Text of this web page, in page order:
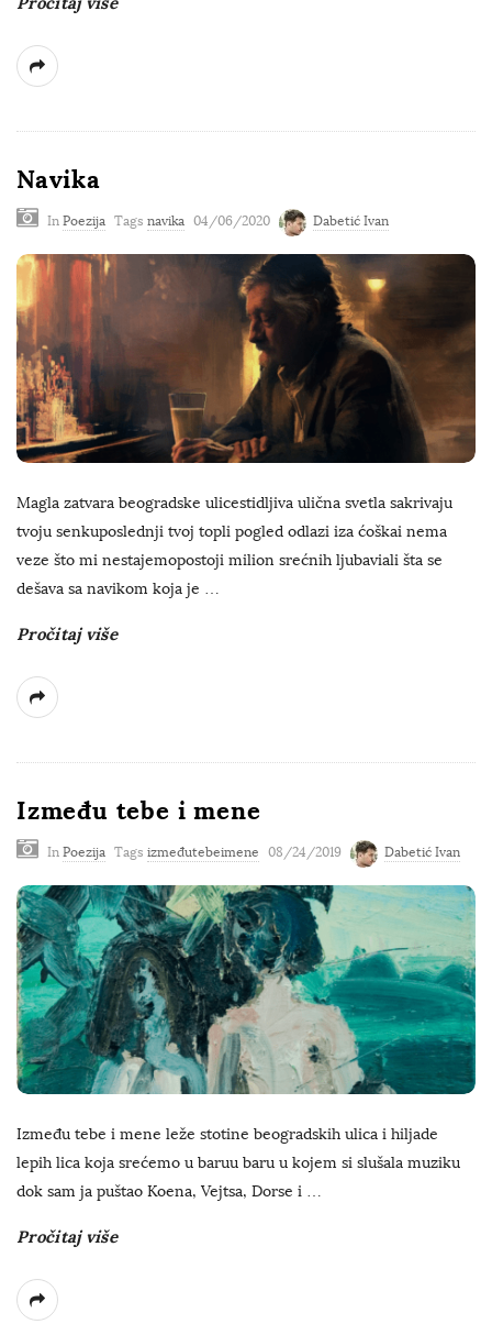
Navika
In Poezija Tags navika 04/06/2020 Dabetić Ivan
Magla zatvara beogradske ulicestidljiva ulična svetla sakrivaju
tvoju senkuposlednji tvoj topli pogled odlazi iza ćoškai nema
veze što mi nestajemopostoji milion srećnih ljubaviali šta se
dešava sa navikom koja je …
Pročitaj više
Između tebe i mene
In Poezija Tags izmeđutebeimene 08/24/2019 Dabetić Ivan
Između tebe i mene leže stotine beogradskih ulica i hiljade
lepih lica koja srećemo u baruu baru u kojem si slušala muziku
dok sam ja puštao Koena, Vejtsa, Dorse i …
Pročitaj više